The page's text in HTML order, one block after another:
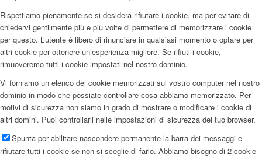
Rispettiamo pienamente se si desidera rifiutare i cookie, ma per evitare di
chiedervi gentilmente più e più volte di permettere di memorizzare i cookie
per questo. L’utente è libero di rinunciare in qualsiasi momento o optare per
altri cookie per ottenere un’esperienza migliore. Se rifiuti i cookie,
rimuoveremo tutti i cookie impostati nel nostro dominio.
Vi forniamo un elenco dei cookie memorizzati sul vostro computer nel nostro
dominio in modo che possiate controllare cosa abbiamo memorizzato. Per
motivi di sicurezza non siamo in grado di mostrare o modificare i cookie di
altri domini. Puoi controllarli nelle impostazioni di sicurezza del tuo browser.
Spunta per abilitare nascondere permanente la barra dei messaggi e
rifiutare tutti i cookie se non si sceglie di farlo. Abbiamo bisogno di 2 cookie